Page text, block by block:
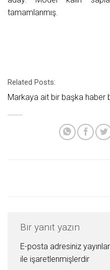
tamamlanmış.
Related Posts:
Markaya ait bir başka haber
Bir yanıt yazın
E-posta adresiniz
ile işaretlenmişlerdir